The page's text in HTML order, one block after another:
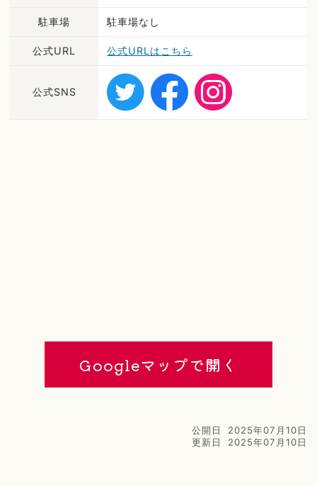
駐車場 駐車場なし
公式URL 公式URLはこちら
公式SNS
Googleマップで開く
公開日
2025年07月10日
更新日
2025年07月10日